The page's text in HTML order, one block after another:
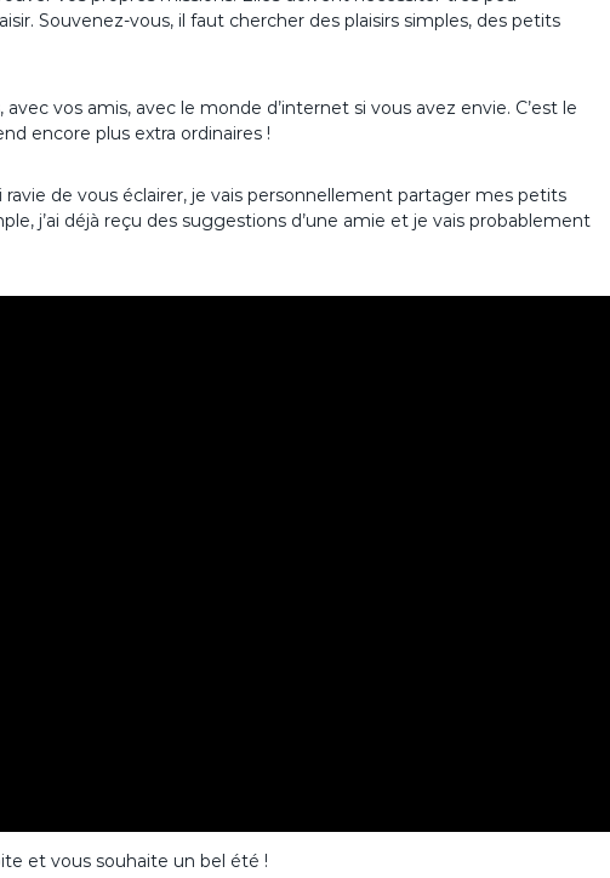
Souvenez-vous, il faut chercher des plaisirs simples, des petits
vos amis, avec le monde d’internet si vous avez envie. C’est le
encore plus extra ordinaires !
ravie de vous éclairer, je vais personnellement partager mes petits
j’ai déjà reçu des suggestions d’une amie et je vais probablement
et vous souhaite un bel été !